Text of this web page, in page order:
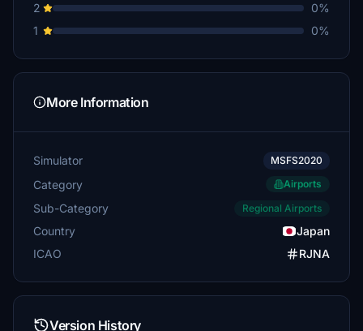
2
0%
1
0%
More Information
Simulator MSFS2020
Category Airports
Sub-Category Regional Airports
Country
Japan
ICAO
RJNA
Version History